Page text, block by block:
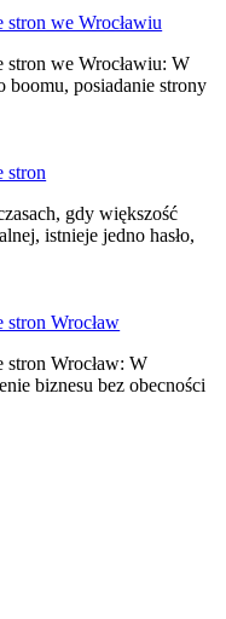
we Wrocławiu
stron we Wrocławiu: W
boomu, posiadanie strony
stron
gdy większość
istnieje jedno hasło,
Wrocław
stron Wrocław: W
biznesu bez obecności